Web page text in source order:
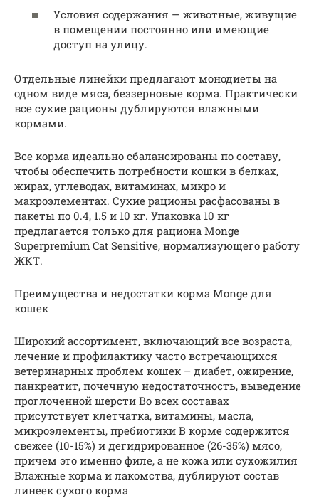
Условия содержания — животные, живущие
в помещении постоянно или имеющие
доступ на улицу.
Отдельные линейки предлагают монодиеты на
одном виде мяса, беззерновые корма. Практически
все сухие рационы дублируются влажными
кормами.
Все корма идеально сбалансированы по составу,
чтобы обеспечить потребности кошки в белках,
жирах, углеводах, витаминах, микро и
макроэлементах. Сухие рационы расфасованы в
пакеты по 0.4, 1.5 и 10 кг. Упаковка 10 кг
предлагается только для рациона Monge
Superpremium Cat Sensitive, нормализующего работу
ЖКТ.
Преимущества и недостатки корма Monge для
кошек
Широкий ассортимент, включающий все возраста,
лечение и профилактику часто встречающихся
ветеринарных проблем кошек – диабет, ожирение,
панкреатит, почечную недостаточность, выведение
проглоченной шерсти Во всех составах
присутствует клетчатка, витамины, масла,
микроэлементы, пребиотики В корме содержится
свежее (10-15%) и дегидрированное (26-35%) мясо,
причем это именно филе, а не кожа или сухожилия
Влажные корма и лакомства, дублируют состав
линеек сухого корма